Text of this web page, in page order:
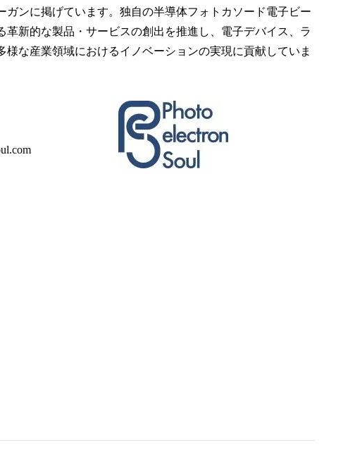
ガンに掲げています。独自の半導体フォトカソード電子ビー
革新的な製品・サービスの創出を推進し、電子デバイス、ラ
な産業領域におけるイノベーションの実現に貢献していま